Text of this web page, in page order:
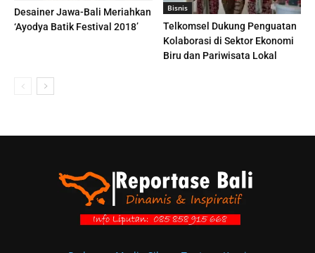
Desainer Jawa-Bali Meriahkan
‘Ayodya Batik Festival 2018’
Bisnis
Telkomsel Dukung Penguatan
Kolaborasi di Sektor Ekonomi
Biru dan Pariwisata Lokal